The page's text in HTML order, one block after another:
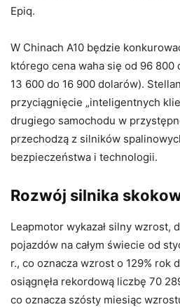
Epiq.
W Chinach A10 będzie
którego cena waha się od 96 800
13 600 do 16 900 dolarów).
przyciągnięcie „inteligentnych
drugiego samochodu w
przechodzą z silników
bezpieczeństwa i technologii.
Rozwój silnika
Leapmotor wykazał silny wzrost,
pojazdów na całym świecie od
r., co oznacza wzrost o 129% rok
osiągnęła rekordową liczbę 70
co oznacza szósty miesiąc